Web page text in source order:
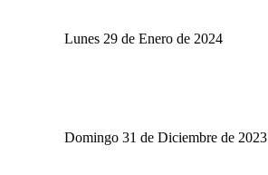
Lunes 29 de Enero de 2024
Domingo 31 de Diciembre de 2023